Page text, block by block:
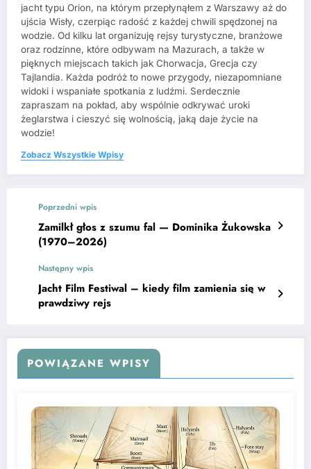
jacht typu Orion, na którym przepłynąłem z Warszawy aż do
ujścia Wisły, czerpiąc radość z każdej chwili spędzonej na
wodzie. Od kilku lat organizuję rejsy turystyczne, branżowe
oraz rodzinne, które odbywam na Mazurach, a także w
pięknych miejscach takich jak Chorwacja, Grecja czy
Tajlandia. Każda podróż to nowe przygody, niezapomniane
widoki i wspaniałe spotkania z ludźmi. Serdecznie
zapraszam na pokład, aby wspólnie odkrywać uroki
żeglarstwa i cieszyć się wolnością, jaką daje życie na
wodzie!
Zobacz Wszystkie Wpisy
Poprzedni wpis
Zamilkł głos z szumu fal — Dominika Żukowska
(1970–2026)
Następny wpis
Jacht Film Festiwal – kiedy film zamienia się w
prawdziwy rejs
POWIĄZANE WPISY